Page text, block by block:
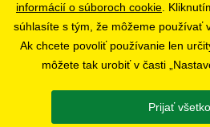
PREDAJŇA
SLEDUJTE
informácií o súboroch cookie .
súhlasíte s tým, že môžeme používať
Ak chcete povoliť používanie len
môžete tak urobiť v časti
Prijať všetko